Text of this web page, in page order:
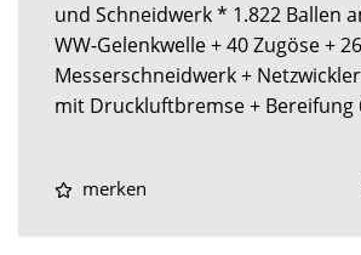
und Schneidwerk * 1.822 Ballen
WW-Gelenkwelle + 40 Zugöse + 26
Messerschneidwerk +
mit Druckluftbremse + Bereifung
merken